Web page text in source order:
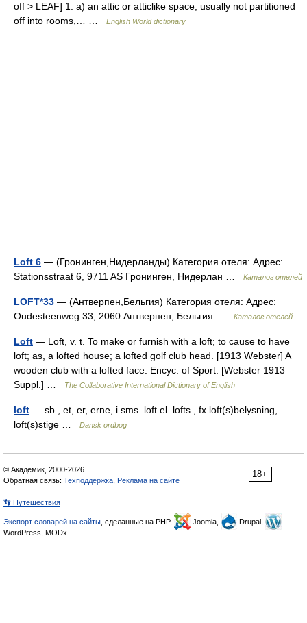
off > LEAF] 1. a) an attic or atticlike space, usually not partitioned
off into rooms,… …
English World dictionary
Loft 6 — (Гронинген,Нидерланды) Категория отеля: Адрес:
Stationsstraat 6, 9711 AS Гронинген, Нидерлан …
Каталог отелей
LOFT*33 — (Антверпен,Бельгия) Категория отеля: Адрес:
Oudesteenweg 33, 2060 Антверпен, Бельгия …
Каталог отелей
Loft — Loft, v. t. To make or furnish with a loft; to cause to have
loft; as, a lofted house; a lofted golf club head. [1913 Webster] A
wooden club with a lofted face. Encyc. of Sport. [Webster 1913
Suppl.] …
The Collaborative International Dictionary of English
loft — sb., et, er, erne, i sms. loft el. lofts , fx loft(s)belysning,
loft(s)stige …
Dansk ordbog
18+
© Академик, 2000-2026
Обратная связь: Техподдержка Реклама на сайте
👣 Путешествия
Экспорт словарей на сайты , сделанные на PHP, Joomla,
Drupal,
WordPress, MODx.